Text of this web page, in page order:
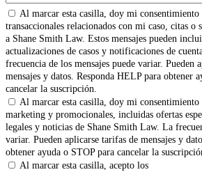
Al marcar esta casilla, doy mi consentimiento
transaccionales relacionados con mi caso, citas o
a Shane Smith Law. Estos mensajes pueden
actualizaciones de casos y notificaciones de
frecuencia de los mensajes puede variar. Pueden
mensajes y datos. Responda HELP para obtener
cancelar la suscripción.
Al marcar esta casilla, doy mi consentimiento
marketing y promocionales, incluidas ofertas
legales y noticias de Shane Smith Law. La
variar. Pueden aplicarse tarifas de mensajes y
obtener ayuda o STOP para cancelar la
Al marcar esta casilla, acepto los